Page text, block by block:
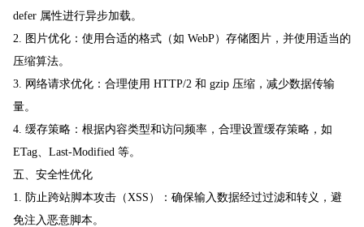
defer 属性进行异步加载。
2. 图片优化：使用合适的格式（如 WebP）存储图片，并使用适当的
压缩算法。
3. 网络请求优化：合理使用 HTTP/2 和 gzip 压缩，减少数据传输
量。
4. 缓存策略：根据内容类型和访问频率，合理设置缓存策略，如
ETag、Last-Modified 等。
五、安全性优化
1. 防止跨站脚本攻击（XSS）：确保输入数据经过过滤和转义，避
免注入恶意脚本。